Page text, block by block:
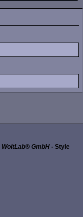
WoltLab® GmbH